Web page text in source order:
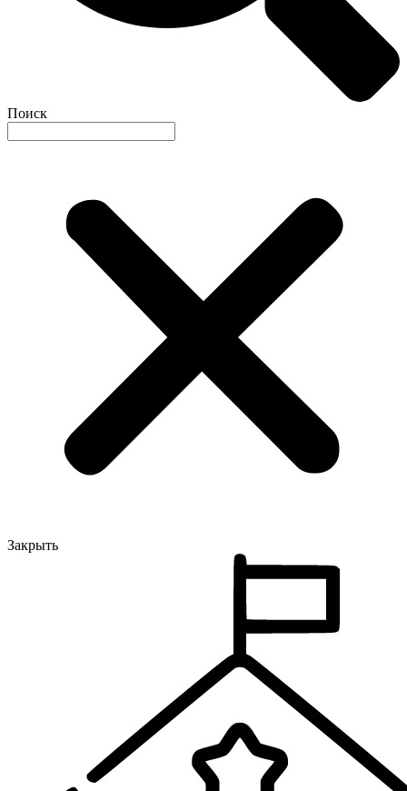
Поиск
Закрыть